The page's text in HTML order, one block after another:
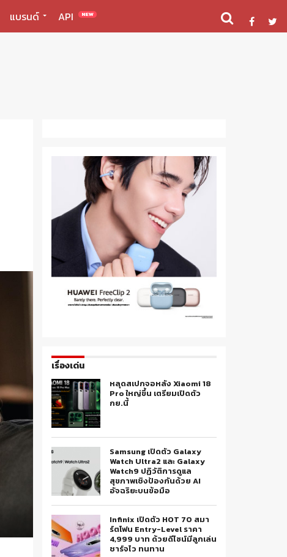
แบรนด์ API NEW
เรื่องเด่น
หลุดสเปกจอหลัง Xiaomi 18
Pro ใหญ่ขึ้น เตรียมเปิดตัว
กย.นี้
Samsung เปิดตัว Galaxy
Watch Ultra2 และ Galaxy
Watch9 ปฏิวัติการดูแล
สุขภาพเชิงป้องกันด้วย AI
อัจฉริยะบนข้อมือ
Infinix เปิดตัว HOT 70 สมา
ร์ตโฟน Entry-Level ราคา
4,999 บาท ด้วยดีไซน์มีลูกเล่น
ชาร์จไว ทนทาน